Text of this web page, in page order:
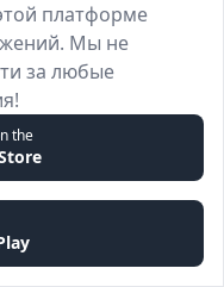
платформе
Мы не
за любые
the